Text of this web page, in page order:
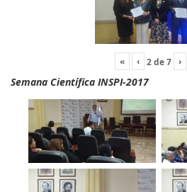
« ‹ 2de7 ›
Semana Científica INSPI-2017